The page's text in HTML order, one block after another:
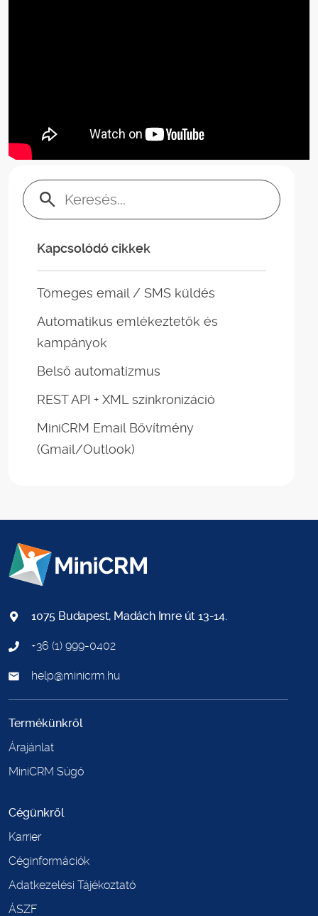
Keresés:
Kapcsolódó cikkek
Tömeges email / SMS küldés
Automatikus emlékeztetők és
kampányok
Belső automatizmus
REST API + XML szinkronizáció
MiniCRM Email Bővítmény
(Gmail/Outlook)
1075 Budapest, Madách Imre út 13-14.
+36 (1) 999-0402
help@minicrm.hu
Termékünkről
Árajánlat
MiniCRM Súgó
Cégünkről
Karrier
Céginformációk
Adatkezelési Tájékoztató
ÁSZF